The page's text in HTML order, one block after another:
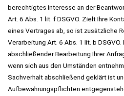
berechtigtes Interesse an der
Art. 6 Abs. 1 lit. f DSGVO. Zielt Ihre
eines Vertrages ab, so ist zusätzliche
Verarbeitung Art. 6 Abs. 1 lit. b
abschließender Bearbeitung Ihrer
wenn sich aus den Umständen
Sachverhalt abschließend geklärt ist
Aufbewahrungspflichten